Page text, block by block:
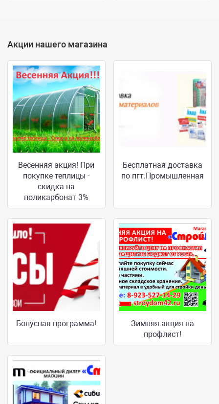
Акции нашего магазина
Весенняя акция! При
покупке теплицы -
скидка на
поликарбонат 3%
Бесплатная доставка
по пгт.Промышленная
Бонусная программа!
Зимняя акция на
профлист!